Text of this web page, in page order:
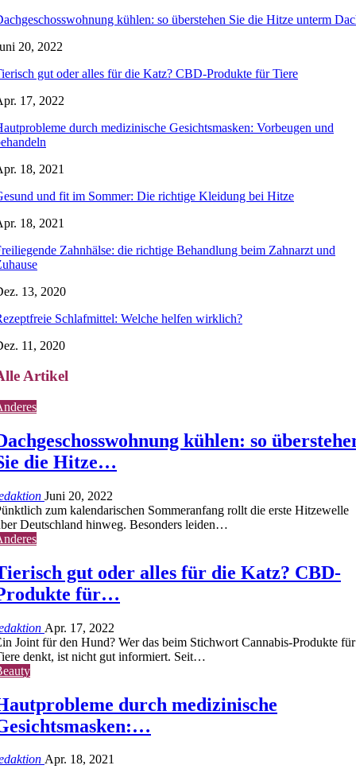
kühlen: so überstehen Sie die Hitze unterm
20, 2022
gut oder alles für die Katz? CBD-Produkte für Tiere
17, 2022
durch medizinische Gesichtsmasken: Vorbeugen und
18, 2021
und fit im Sommer: Die richtige Kleidung bei Hitze
18, 2021
Zahnhälse: die richtige Behandlung beim Zahnarzt und
13, 2020
Schlafmittel: Welche helfen wirklich?
11, 2020
Artikel
kühlen: so
die Hitze…
Juni 20, 2022
zum kalendarischen Sommeranfang rollt die erste Hitzewelle
Deutschland hinweg. Besonders leiden…
gut oder alles für die Katz? CBD-
für…
Apr. 17, 2022
Joint für den Hund? Wer das beim Stichwort Cannabis-Produkte für
denkt, ist nicht gut informiert. Seit…
durch medizinische
Apr. 18, 2021